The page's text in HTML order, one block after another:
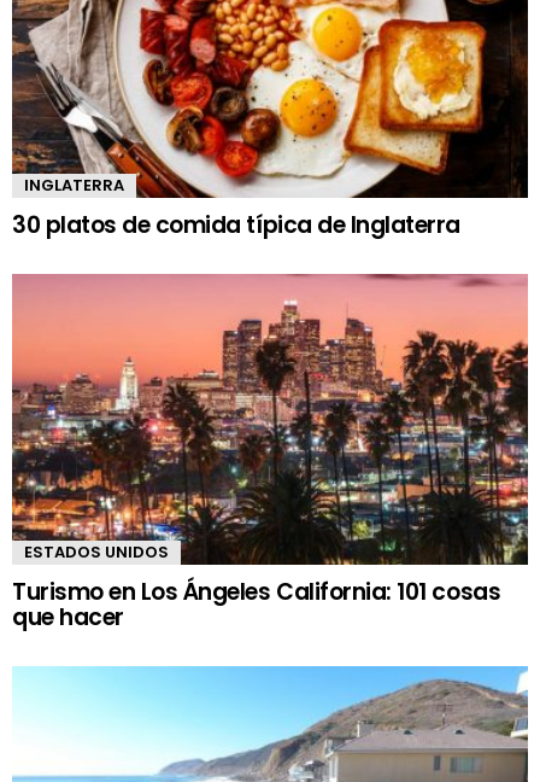
INGLATERRA
30 platos de comida típica de Inglaterra
ESTADOS UNIDOS
Turismo en Los Ángeles California: 101 cosas
que hacer